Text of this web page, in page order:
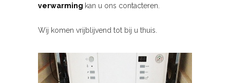
verwarming kan u ons contacteren.
Wij komen vrijblijvend tot bij u thuis.